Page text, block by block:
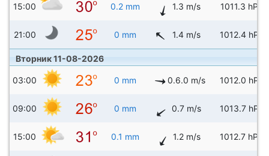
15:00 0.2 mm 1.3 m/s 1011.3 hPa
21:00 0 mm 1.4 m/s 1012.4 hPa
Вторник 11-08-2026
03:00 0 mm 0.6.0 m/s 1012.0 hPa
09:00 0 mm 0.7 m/s 1013.7 hPa
15:00 0.1 mm 1.2 m/s 1012.7 hPa